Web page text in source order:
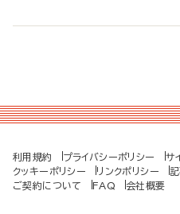
利用規約 プライバシーポリシー サ
クッキーポリシー
リンクポリシー
ご契約について
FAQ 会社概要